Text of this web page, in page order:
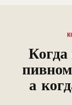
а